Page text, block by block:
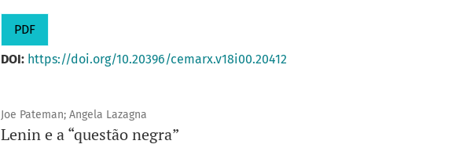
PDF
DOI: https://doi.org/10.20396/cemarx.v18i00.20412
Joe Pateman; Angela Lazagna
Lenin e a “questão negra”